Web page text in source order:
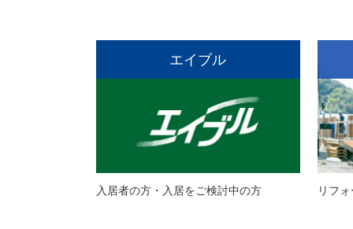
エイブル
入居者の方・入居をご検討中の方 リフ